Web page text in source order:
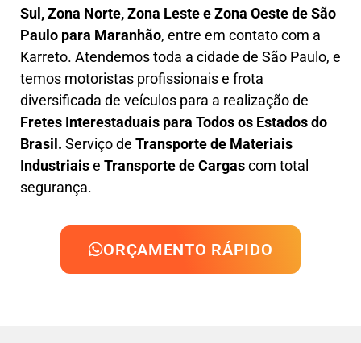
Sul, Zona Norte, Zona Leste e Zona Oestede São
Paulo para Maranhão, entre em contato com a
Karreto. Atendemos toda a cidade de São Paulo, e
temos motoristas profissionais e frota
diversificada de veículos para a realização de
Fretes Interestaduais para Todos os Estados do
Brasil. Serviço de Transporte de Materiais
Industriaise Transporte de Cargascom total
segurança.
ORÇAMENTO RÁPIDO